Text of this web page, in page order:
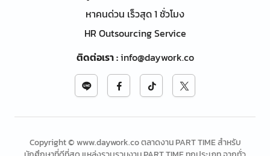
หาคนด่วน เร็วสุด 1 ชั่วโมง
HR Outsourcing Service
ติดต่อเรา:info@daywork.co
Copyright © www.daywork.co ตลาดงาน PART TIME สำหรับ